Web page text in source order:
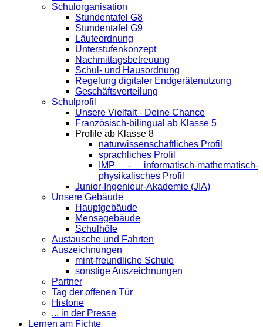
Schulorganisation
Stundentafel G8
Stundentafel G9
Läuteordnung
Unterstufenkonzept
Nachmittagsbetreuung
Schul- und Hausordnung
Regelung digitaler Endgeräte­nutzung
Geschäftsverteilung
Schulprofil
Unsere Vielfalt - Deine Chance
Französisch-bilingual ab Klasse 5
Profile ab Klasse 8
naturwissenschaftliches Profil
sprachliches Profil
IMP - informatisch-mathematisch-
physikalisches Profil
Junior-Ingenieur-Akademie (JIA)
Unsere Gebäude
Hauptgebäude
Mensagebäude
Schulhöfe
Austausche und Fahrten
Auszeichnungen
mint-freundliche Schule
sonstige Auszeichnungen
Partner
Tag der offenen Tür
Historie
... in der Presse
Lernen am Fichte